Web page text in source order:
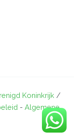
Koninkrijk /
- Algemene